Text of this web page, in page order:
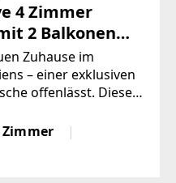
4 Zimmer
2 Balkonen
Zuhause im
– einer exklusiven
offenlässt. Diese
sich im 1. Stock
Neubaus und
m²
Zimmer